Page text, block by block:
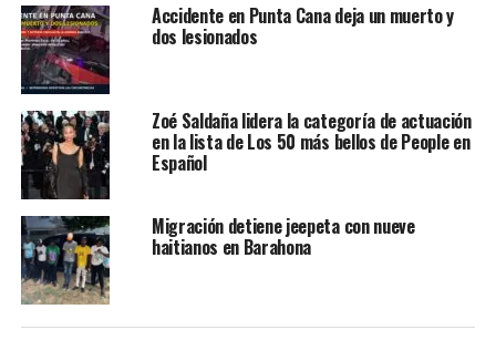
Accidente en Punta Cana deja un muerto y
dos lesionados
Zoé Saldaña lidera la categoría de actuación
en la lista de Los 50 más bellos de People en
Español
Migración detiene jeepeta con nueve
haitianos en Barahona